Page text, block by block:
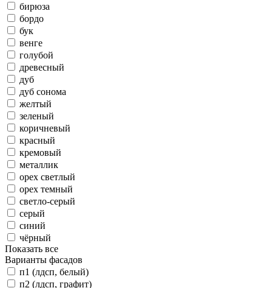
бирюза
бордо
бук
венге
голубой
древесный
дуб
дуб сонома
желтый
зеленый
коричневый
красный
кремовый
металлик
орех светлый
орех темный
светло-серый
серый
синий
чёрный
Показать все
Варианты фасадов
п1 (лдсп, белый)
п2 (лдсп, графит)